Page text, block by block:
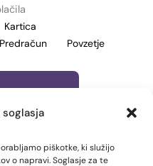
piškotke, ki služijo
o napravi. Soglasje za te
Kartica
Predračun Povzetje